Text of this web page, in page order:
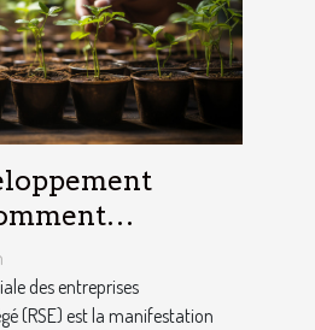
un emploi
?
des entreprises
(RSE) est la manifestation